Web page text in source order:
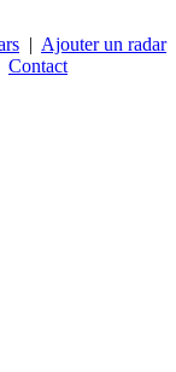
| Ajouter un radar
Contact